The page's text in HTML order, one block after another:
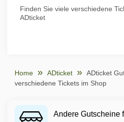
Finden Sie viele verschiedene
ADticket
Home ADticket
ADticket
verschiedene Tickets im Shop
Andere Gutscheine